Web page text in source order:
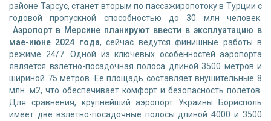
районе Тарсус, станет вторым по пассажиропотоку в Турции с
годовой пропускной способностью до 30 млн человек.
Аэропорт в Мерсине планируют ввести в эксплуатацию в
мае-июне 2024 года, сейчас ведутся финишные работы в
режиме 24/7. Одной из ключевых особенностей аэропорта
является взлетно-посадочная полоса длиной 3500 метров и
шириной 75 метров. Ее площадь составляет внушительные 8
млн. м2, что обеспечивает комфорт и безопасность полетов.
Для сравнения, крупнейший аэропорт Украины Борисполь
имеет две взлетно-посадочные полосы длиной 4000 и 3500